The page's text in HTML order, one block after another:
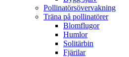
Pollinatörsövervakning
Träna på pollinatörer
Blomflugor
Humlor
Solitärbin
Fjärilar